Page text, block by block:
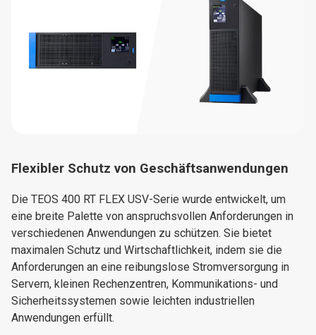
Flexibler Schutz von Geschäftsanwendungen
Die TEOS 400 RT FLEX USV-Serie wurde entwickelt, um
eine breite Palette von anspruchsvollen Anforderungen in
verschiedenen Anwendungen zu schützen. Sie bietet
maximalen Schutz und Wirtschaftlichkeit, indem sie die
Anforderungen an eine reibungslose Stromversorgung in
Servern, kleinen Rechenzentren, Kommunikations- und
Sicherheitssystemen sowie leichten industriellen
Anwendungen erfüllt.